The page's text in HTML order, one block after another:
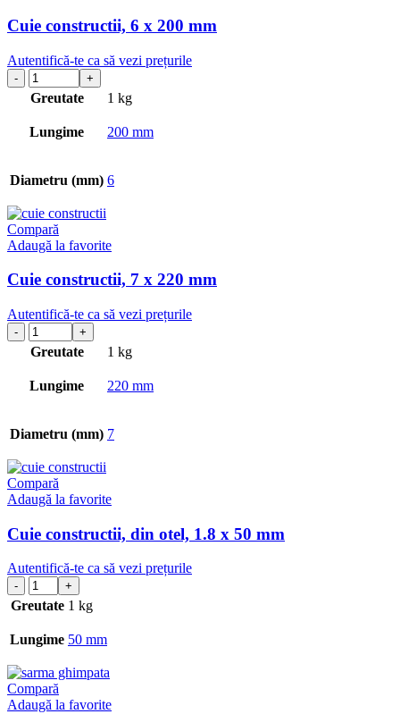
Cuie constructii, 6 x 200 mm
Autentifică-te ca să vezi prețurile
Greutate 1 kg
Lungime 200 mm
Diametru (mm) 6
Compară
Adaugă la favorite
Cuie constructii, 7 x 220 mm
Autentifică-te ca să vezi prețurile
Greutate 1 kg
Lungime 220 mm
Diametru (mm) 7
Compară
Adaugă la favorite
Cuie constructii, din otel, 1.8 x 50 mm
Autentifică-te ca să vezi prețurile
Greutate 1 kg
Lungime 50 mm
Compară
Adaugă la favorite